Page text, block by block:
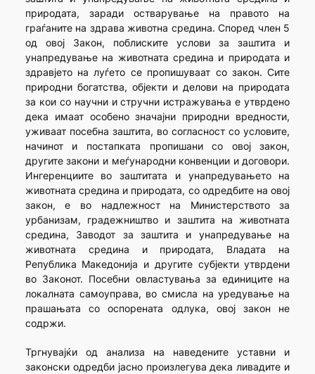
природата, заради остварување на правото на
граѓаните на здрава животна средина. Според член 5
од овој Закон, поблиските услови за заштита и
унапредување на животната средина и природата и
здравјето на луѓето се пропишуваат со закон. Сите
природни богатства, објекти и делови на природата
за кои со научни и стручни истражувања е утврдено
дека имаат особено значајни природни вредности,
уживаат посебна заштита, во согласност со условите,
начинот и постапката пропишани со овој закон,
другите закони и меѓународни конвенции и договори.
Ингеренциите во заштитата и унапредувањето на
животната средина и природата, со одредбите на овој
закон, е во надлежност на Министерството за
урбанизам, градежништво и заштита на животната
средина, Заводот за заштита и унапредување на
животната средина и природата, Владата на
Република Македонија и другите субјекти утврдени
во Законот. Посебни овластувања за единиците на
локалната самоуправа, во смисла на уредување на
прашањата со оспорената одлука, овој закон не
содржи.
Тргнувајќи од анализа на наведените уставни и
законски одредби јасно произлегува дека ливадите и